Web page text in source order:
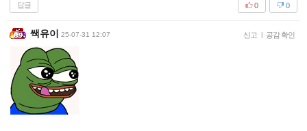
답글 0
0
쌕유이 25-07-31 12:07 신고 공감 확인